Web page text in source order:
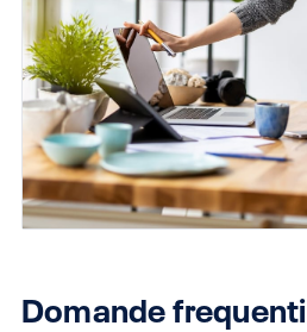
Domande frequenti